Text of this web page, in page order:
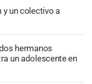
y un colectivo a
hermanos
un adolescente en